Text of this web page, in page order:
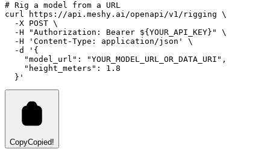
# Rig a model from a URL
curl
https://api.meshy.ai/openapi/v1/rigging \
-X POST \
-H
"Authorization: Bearer ${YOUR_API_KEY}"
\
-H
'Content-Type: application/json'
\
-d
'{
    "model_url": "YOUR_MODEL_URL_OR_DATA_URI",
    "height_meters": 1.8
  }'
CopyCopied!